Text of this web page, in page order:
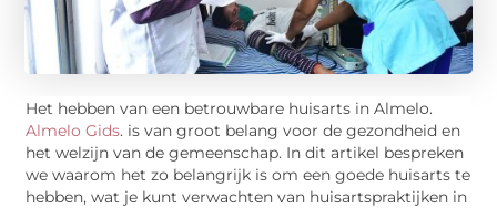
Het hebben van een betrouwbare huisarts in Almelo.
Almelo Gids. is van groot belang voor de gezondheid en
het welzijn van de gemeenschap. In dit artikel bespreken
we waarom het zo belangrijk is om een goede huisarts te
hebben, wat je kunt verwachten van huisartspraktijken in